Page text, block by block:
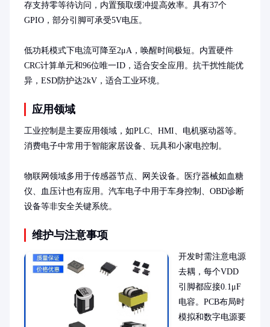
存支持零等待访问，内置预取缓冲提高效率。具有37个
GPIO，部分引脚可承受5V电压。
低功耗模式下电流可降至2μA，唤醒时间极短。内置硬件
CRC计算单元和96位唯一ID，适合安全应用。抗干扰性能优
异，ESD防护达2kV，适合工业环境。
应用领域
工业控制是主要应用领域，如PLC、HMI、电机驱动器等。
消费电子中常用于智能家居设备、玩具和小家电控制。
物联网领域多用于传感器节点、网关设备。医疗器械如血糖
仪、血压计也有应用。汽车电子中用于车身控制、OBD诊断
设备等非安全关键系统。
维护与注意事项
开发时需注意电源
去耦，每个VDD
引脚都应接0.1μF
电容。PCB布局时
模拟和数字电源要